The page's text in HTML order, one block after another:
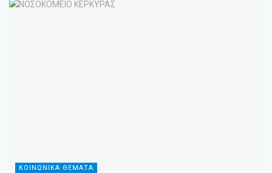
ΚΟΙΝΩΝΙΚΑ ΘΕΜΑΤΑ